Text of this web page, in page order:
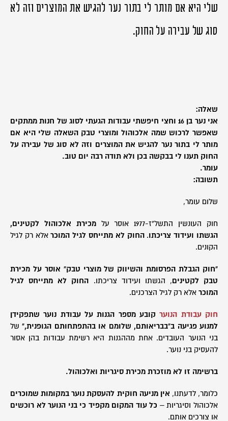
שלי היא אם מותר לי בתור נער להגיש את המוצרים וזה לא
סוג של עבירה על החוק.
שאלה:
אני נער בן 16 וחצי חיפשתי עבודות הגעתי לסוג של חנות ממתקים
שאפשר לרכוש שמה אלכוהול ומוצרי טבק השאלה שלי היא אם
מותר לי בתור נער להגיש את המוצרים וזה לא סוג של עבירה על
החוק תענו לי בבקשה בכן ולא תודה רבה יום טוב.
עומר.
תשובה:
שלום עומר,
חוק העונשין התשל"ז-1977 אוסר על
מכירת אלכוהול לקטינים,
הגשתו ועידוד צריכתו.החוק לא מתייחס לגיל המוכראלא רק לגיל
הקונים.
"חוק הגבלת הפרסומת והשיווק של מוצרי טבק" אוסר על מכירת
טבק לקטינים, הגשתו ועידוד צריכתו. החוק לא מתייחס לגיל
המוכר אלא רק לגיל הצרכנים.
חוק עבודת הנוערקובע מספר הגנות על עבודת נוער שתפקידן
למנוע פגיעה ב"בבריאותם, שלומם או בהתפתחותם הגופנית," של
בני הנוער העובדים. אחת מההגנות היא רשימת עבודות בהן אסור
להעסיק בני נוער.
ברשימה זו לא מוזכרת מכירת סיגריות ואלכוהול.
כלומר, לדעתנו, אין מניעה חוקית להעסקת נוער במקומות שמוכרים
אלכוהול וסיגריות – כל עוד המקום מקפיד כי בני הנוער לא רוכשים
או צורכים אותם.